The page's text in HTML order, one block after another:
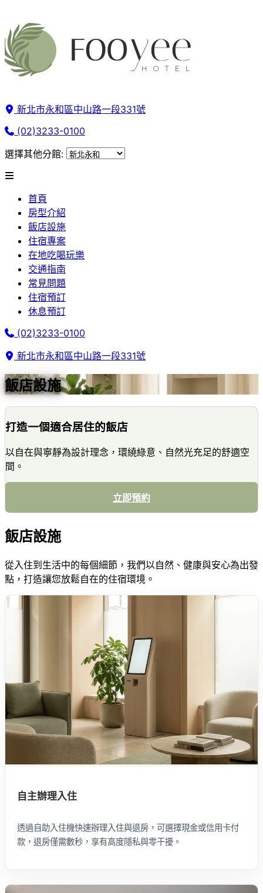
新北市永和區中山路一段331號
(02)3233-0100
選擇其他分館:
首頁
房型介紹
飯店設施
住宿專案
在地吃喝玩樂
交通指南
常見問題
住宿預訂
休息預訂
(02)3233-0100
新北市永和區中山路一段331號
飯店設施
打造一個適合居住的飯店
以自在與寧靜為設計理念，環繞綠意、自然光充足的舒適空
間。
立即預約
飯店設施
從入住到生活中的每個細節，我們以自然、健康與安心為出發
點，打造讓您放鬆自在的住宿環境。
自主辦理入住
透過自助入住機快速辦理入住與退房，可選擇現金或信用卡付
款，退房僅需數秒，享有高度隱私與零干擾。